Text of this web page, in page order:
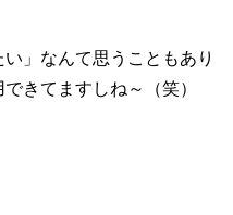
」なんて思うこともあり
きてますしね～（笑）